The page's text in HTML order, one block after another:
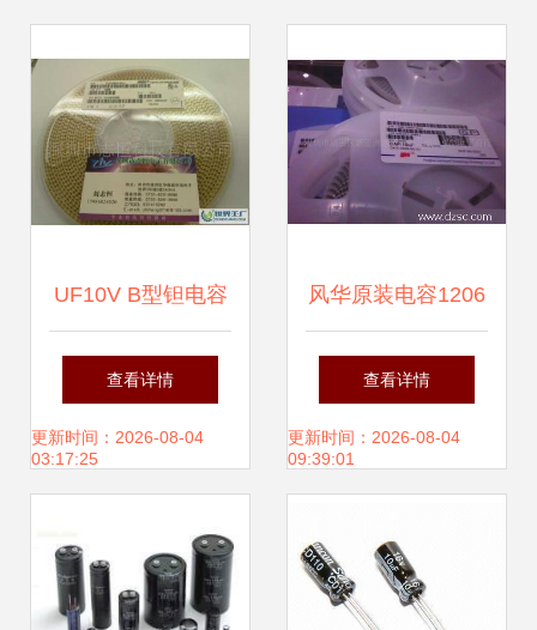
级代理批发服务
UF10V B型钽电容
AVX、KEMET、
NEC三大品牌一级
服务的双重保障
查看详情
更新时间：2026-08-04
03:17:25
风华原装电容1206
10UF16V 一级代
理的优势与选择
查看详情
更新时间：2026-08-04
09:39:01